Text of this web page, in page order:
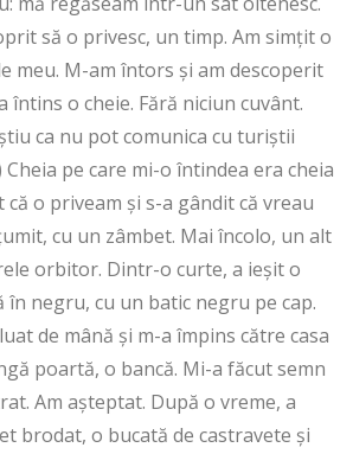
să o privesc, un timp. Am simțit o
meu. M-am întors și am descoperit
întins o cheie. Fără niciun cuvânt.
ca nu pot comunica cu turiștii
pe care mi-o întindea era cheia
că o priveam și s-a gândit că vreau
cu un zâmbet. Mai încolo, un alt
orbitor. Dintr-o curte, a ieșit o
negru, cu un batic negru pe cap.
de mână și m-a împins către casa
poartă, o bancă. Mi-a făcut semn
Am așteptat. După o vreme, a
brodat, o bucată de castravete și